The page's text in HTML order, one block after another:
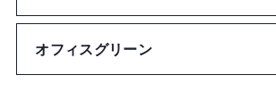
その他雑貨
オフィスグリーン